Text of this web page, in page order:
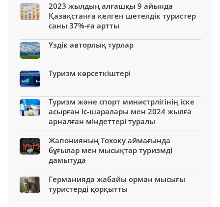
2023 жылдың алғашқы 9 айында
Қазақстанға келген шетелдік туристер
саны 37%-ға артты
Үздік авторлық турлар
Туризм көрсеткіштері
Туризм және спорт министрлігінің іске
асырған іс-шаралары мен 2024 жылға
арналған міндеттері туралы
Жапонияның Тохоку аймағында
бұғылар мен мысықтар туризмді
дамытуда
Германияда жабайы орман мысығы
туристерді қорқытты